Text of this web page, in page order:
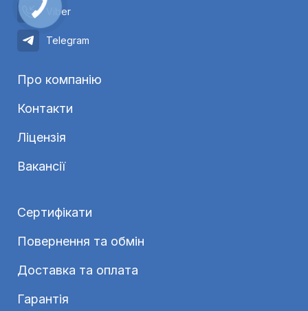
Viber
Telegram
Про компанію
Контакти
Ліцензія
Вакансії
Сертифікати
Повернення та обмін
Доставка та оплата
Гарантія